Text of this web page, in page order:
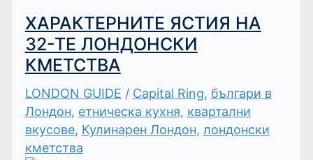
ХАРАКТЕРНИТЕ ЯСТИЯ НА
32-ТЕ ЛОНДОНСКИ
КМЕТСТВА
LONDON GUIDE / Capital Ring, българи в
Лондон, етническа кухня, квартални
вкусове, Кулинарен Лондон, лондонски
кметства